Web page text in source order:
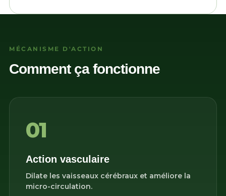
MÉCANISME D'ACTION
Comment ça fonctionne
01
Action vasculaire
Dilate les vaisseaux cérébraux et améliore la
micro-circulation.